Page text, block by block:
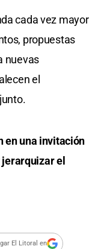
cada vez mayor
propuestas
nuevas
el
en una invitación
el
El Litoral en